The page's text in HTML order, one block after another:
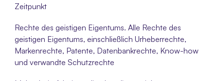
Zeitpunkt
Rechte des geistigen Eigentums. Alle Rechte des
geistigen Eigentums, einschließlich Urheberrechte,
Markenrechte, Patente, Datenbankrechte, Know-how
und verwandte Schutzrechte